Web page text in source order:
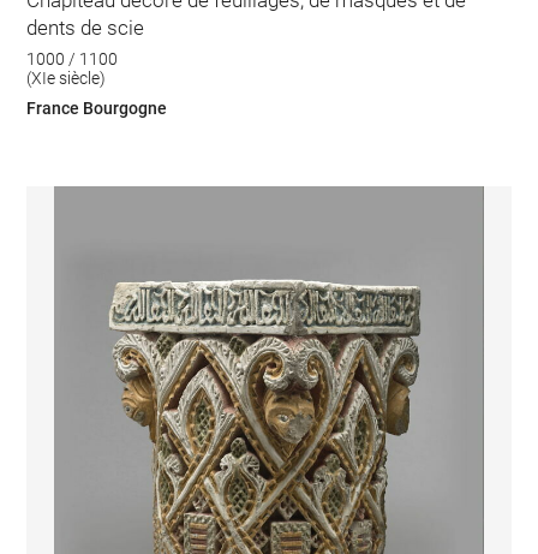
dents de scie
1000 / 1100
(XIe siècle)
France Bourgogne